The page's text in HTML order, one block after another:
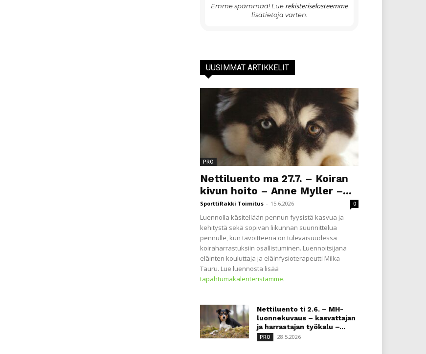
Emme spämmää! Lue rekisteriselosteemme
lisätietoja varten.
UUSIMMAT ARTIKKELIT
PRO
Nettiluento ma 27.7. – Koiran
kivun hoito – Anne Myller –...
SporttiRakki Toimitus - 15.6.2026 0
Luennolla käsitellään pennun fyysistä kasvua ja
kehitystä sekä sopivan liikunnan suunnittelua
pennulle, kun tavoitteena on tulevaisuudessa
koiraharrastuksiin osallistuminen. Luennoitsijana
eläinten kouluttaja ja eläinfysioterapeutti Milka
Tauru. Lue luennosta lisää
tapahtumakalenteristamme.
Nettiluento ti 2.6. – MH-
luonnekuvaus – kasvattajan
ja harrastajan työkalu –...
PRO 28.5.2026